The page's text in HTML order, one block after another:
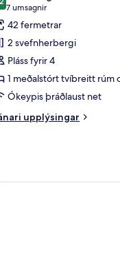
af 10
7 umsagnir
(7
umsagnir)
42 fermetrar
2 svefnherbergi
Pláss fyrir 4
1 meðalstórt tvíbreitt rúm
Ókeypis þráðlaust net
upplýsingar
gerð, dúnsængur, rúm